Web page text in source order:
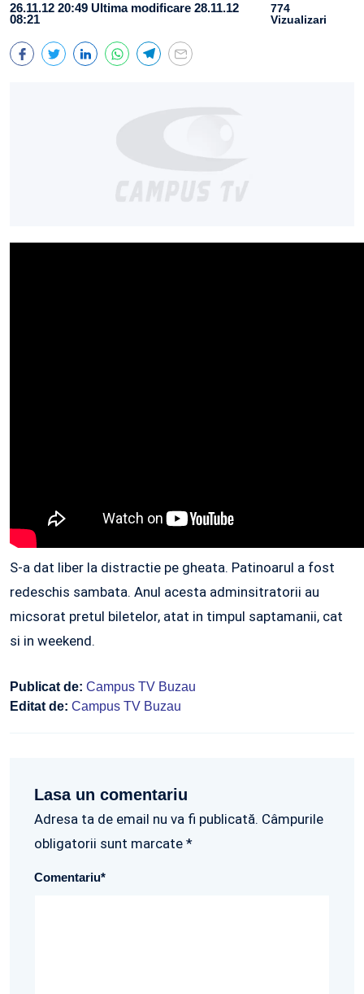
26.11.12 20:49 Ultima modificare 28.11.12
08:21
774
Vizualizari
S-a dat liber la distractie pe gheata. Patinoarul a fost
redeschis sambata. Anul acesta adminsitratorii au
micsorat pretul biletelor, atat in timpul saptamanii, cat
si in weekend.
Publicat de: Campus TV Buzau
Editat de: Campus TV Buzau
Lasa un comentariu
Adresa ta de email nu va fi publicată. Câmpurile
obligatorii sunt marcate *
Comentariu*